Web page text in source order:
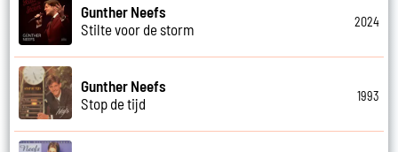
Gunther Neefs
Stilte voor de storm
2024
Gunther Neefs
Stop de tijd
1993